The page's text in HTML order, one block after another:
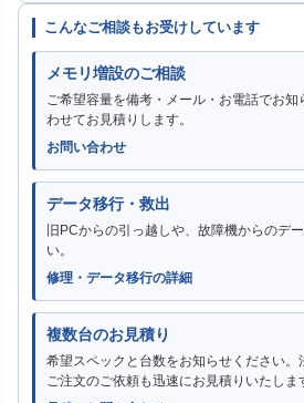
こんなご相談もお受けしています
メモリ増設のご相談
ご希望容量を備考・メール・お電話でお
わせてお見積りします。
お問い合わせ
データ移行・救出
旧PCからの引っ越しや、故障機からのデ
い。
修理・データ移行の詳細
複数台のお見積り
希望スペックと台数をお知らせください
ご注文のご依頼も迅速にお見積りいたしま